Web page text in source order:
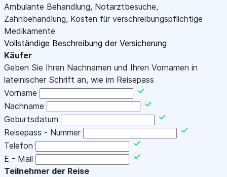
Ambulante Behandlung, Notarztbesuche,
Zahnbehandlung, Kosten für verschreibungspflichtige
Medikamente
Vollständige Beschreibung der Versicherung
Käufer
Geben Sie Ihren Nachnamen und Ihren Vornamen in
lateinischer Schrift an, wie im Reisepass
Vorname
Nachname
Geburtsdatum
Reisepass - Nummer
Telefon
E - Mail
Teilnehmer der Reise